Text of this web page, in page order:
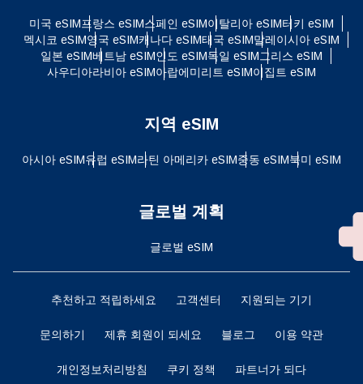
미국 eSIM프랑스 eSIM스페인 eSIM이탈리아 eSIM터키 eSIM
멕시코 eSIM영국 eSIM캐나다 eSIM태국 eSIM말레이시아 eSIM
일본 eSIM베트남 eSIM인도 eSIM독일 eSIM그리스 eSIM
사우디아라비아 eSIM아랍에미리트 eSIM이집트 eSIM
지역 eSIM
아시아 eSIM유럽 ​​eSIM라틴 아메리카 eSIM중동 eSIM북미 eSIM
글로벌 계획
글로벌 eSIM
추천하고 적립하세요 고객센터 지원되는 기기
문의하기 제휴 회원이 되세요 블로그 이용 약관
개인정보처리방침 쿠키 정책 파트너가 되다